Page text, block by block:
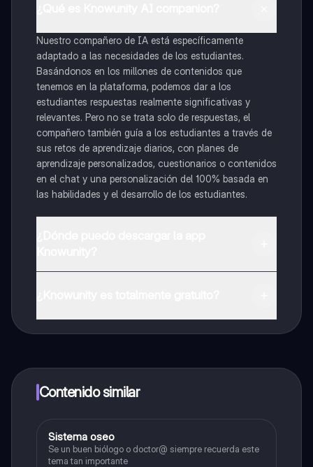
Nuestro compañero de IA está específicamente
adaptado a las necesidades de los estudiantes.
Basándonos en los millones de contenidos que
tenemos en la plataforma, podemos dar a los
estudiantes respuestas realmente significativas y
relevantes. Pero no se trata solo de respuestas, el
compañero también guía a los estudiantes a través de
sus retos de aprendizaje diarios, con planes de
aprendizaje personalizados, cuestionarios o contenidos
en el chat y una personalización del 100% basada en
las habilidades y el desarrollo de los estudiantes.
a determinadas funciones.
Contenido similar
Química
Sistema oseo
Se un buen biólogo o doctor@ siempre recuerda este
tema tan importante